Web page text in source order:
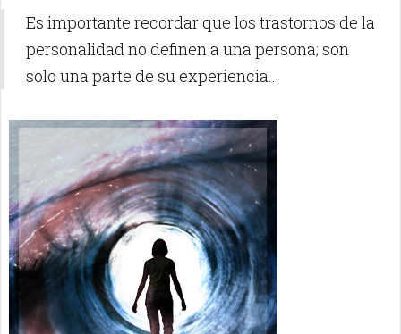
Es importante recordar que los trastornos de la
personalidad no definen a una persona; son
solo una parte de su experiencia...